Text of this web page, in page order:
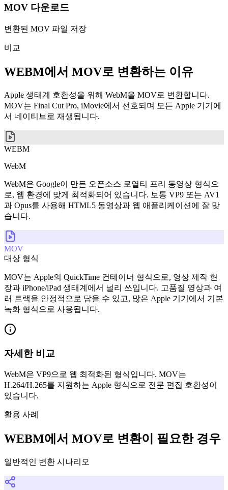
MOV 다운로드
변환된 MOV 파일 저장
비교
WEBM에서 MOV로 변환하는 이유
Apple 생태계 호환성을 위해 WebM을 MOV로 변환합니다.
MOV는 Final Cut Pro, iMovie에서 선호되며 모든 Apple 기기에
서 네이티브로 재생됩니다.
WEBM
WebM
WebM은 Google이 만든 오픈소스 로열티 프리 동영상 형식으
로, 웹 환경에 맞게 최적화되어 있습니다. 보통 VP9 또는 AV1
과 Opus를 사용해 HTML5 동영상과 웹 애플리케이션에 잘 맞
습니다.
MOV
대상 형식
MOV는 Apple의 QuickTime 컨테이너 형식으로, 영상 제작 현
장과 iPhone/iPad 생태계에서 널리 쓰입니다. 고품질 영상과 여
러 트랙을 안정적으로 담을 수 있고, 많은 Apple 기기에서 기본
녹화 형식으로 사용됩니다.
자세한 비교
WebM은 VP9으로 웹 최적화된 형식입니다. MOV는
H.264/H.265를 지원하는 Apple 형식으로 전문 편집 호환성이
있습니다.
활용 사례
WEBM에서 MOV로 변환이 필요한 경우
일반적인 변환 시나리오